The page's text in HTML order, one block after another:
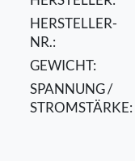
HERSTELLER-
NR.:
GEWICHT:
SPANNUNG /
STROMSTÄRKE: